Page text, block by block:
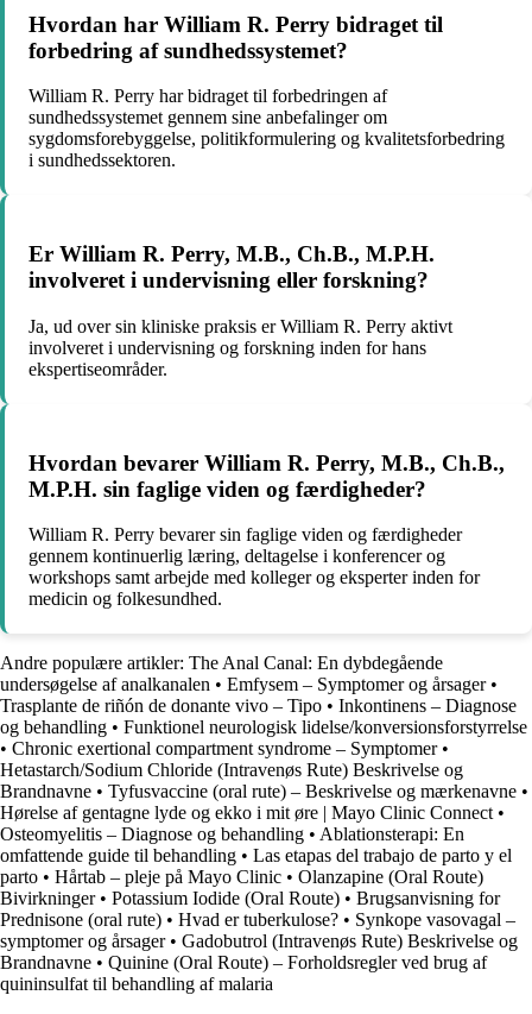
Hvordan har William R. Perry bidraget til
forbedring af sundhedssystemet?
William R. Perry har bidraget til forbedringen af
sundhedssystemet gennem sine anbefalinger om
sygdomsforebyggelse, politikformulering og kvalitetsforbedring
i sundhedssektoren.
Er William R. Perry, M.B., Ch.B., M.P.H.
involveret i undervisning eller forskning?
Ja, ud over sin kliniske praksis er William R. Perry aktivt
involveret i undervisning og forskning inden for hans
ekspertiseområder.
Hvordan bevarer William R. Perry, M.B., Ch.B.,
M.P.H. sin faglige viden og færdigheder?
William R. Perry bevarer sin faglige viden og færdigheder
gennem kontinuerlig læring, deltagelse i konferencer og
workshops samt arbejde med kolleger og eksperter inden for
medicin og folkesundhed.
Andre populære artikler: The Anal Canal: En dybdegående
undersøgelse af analkanalen • Emfysem – Symptomer og årsager•
Trasplante de riñón de donante vivo – Tipo • Inkontinens – Diagnose
og behandling • Funktionel neurologisk lidelse/konversionsforstyrrelse
• Chronic exertional compartment syndrome – Symptomer•
Hetastarch/Sodium Chloride (Intravenøs Rute) Beskrivelse og
Brandnavne • Tyfusvaccine (oral rute) – Beskrivelse og mærkenavne •
Hørelse af gentagne lyde og ekko i mit øre | Mayo Clinic Connect •
Osteomyelitis – Diagnose og behandling • Ablationsterapi: En
omfattende guide til behandling • Las etapas del trabajo de parto y el
parto • Hårtab – pleje på Mayo Clinic • Olanzapine (Oral Route)
Bivirkninger• Potassium Iodide (Oral Route) • Brugsanvisning for
Prednisone (oral rute) • Hvad er tuberkulose? • Synkope vasovagal –
symptomer og årsager• Gadobutrol (Intravenøs Rute) Beskrivelse og
Brandnavne • Quinine (Oral Route) – Forholdsregler ved brug af
quininsulfat til behandling af malaria